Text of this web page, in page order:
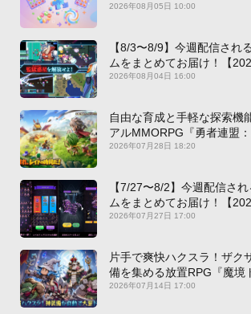
2026年08月05日 10:00
【8/3〜8/9】今週配信され
ムをまとめてお届け！【
2026年08月04日 16:00
自由な育成と手軽な探索機
アルMMORPG『勇者連盟：
新作PICKUP】
2026年07月28日 18:20
【7/27〜8/2】今週配信さ
ムをまとめてお届け！【
2026年07月27日 17:00
片手で爽快ハクスラ！ザク
備を集める放置RPG『魔境
神装備』【最新作PICKUP】
2026年07月14日 17:00